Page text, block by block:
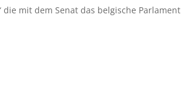
mit dem Senat das belgische Parlament